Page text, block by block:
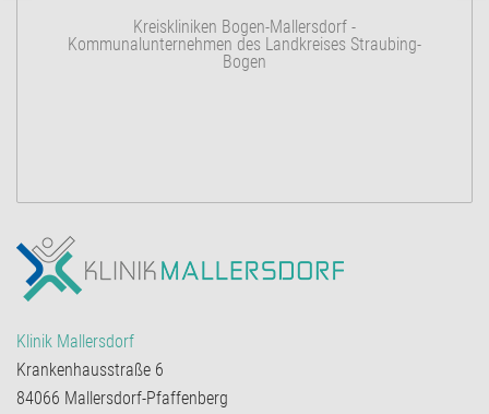
Kreiskliniken Bogen-Mallersdorf -
Kommunalunternehmen des Landkreises Straubing-
Bogen
Klinik Mallersdorf
Krankenhausstraße 6
84066 Mallersdorf-Pfaffenberg